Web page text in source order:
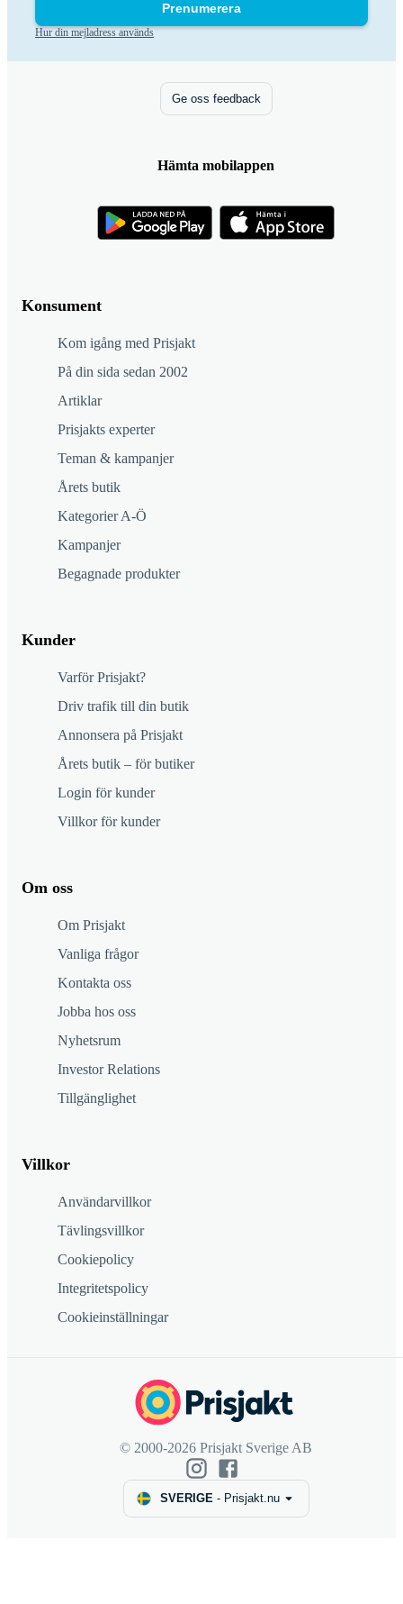
Prenumerera
Hur din mejladress används
Konsument
Kom igång med Prisjakt
På din sida sedan 2002
Artiklar
Prisjakts experter
Teman & kampanjer
Årets butik
Kategorier A-Ö
Kampanjer
Begagnade produkter
Kunder
Varför Prisjakt?
Driv trafik till din butik
Annonsera på Prisjakt
Årets butik – för butiker
Login för kunder
Villkor för kunder
Om oss
Om Prisjakt
Vanliga frågor
Kontakta oss
Jobba hos oss
Nyhetsrum
Investor Relations
Tillgänglighet
Villkor
Användarvillkor
Tävlingsvillkor
Cookiepolicy
Integritetspolicy
Cookieinställningar
Ge oss feedback
Hämta mobilappen
© 2000-2026 Prisjakt Sverige AB
SVERIGE- Prisjakt.nu